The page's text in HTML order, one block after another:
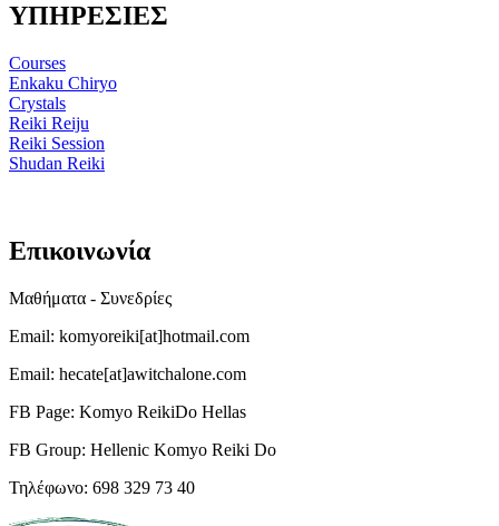
ΥΠΗΡΕΣΙΕΣ
Courses
Enkaku Chiryo
Crystals
Reiki Reiju
Reiki Session
Shudan Reiki
Επικοινωνία
Μαθήματα - Συνεδρίες
Email: komyoreiki[at]hotmail.com
Email: hecate[at]awitchalone.com
FB Page: Komyo ReikiDo Hellas
FB Group: Hellenic Komyo Reiki Do
Τηλέφωνο: 698 329 73 40